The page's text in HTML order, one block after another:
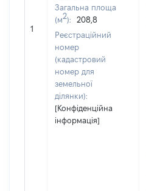
1
Загальна площа
(м2):
208,8
Реєстраційний
номер
(кадастровий
номер для
земельної
ділянки):
[Конфіденційна
інформація]